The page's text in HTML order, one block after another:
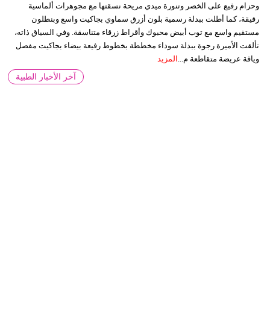
وحزام رفيع على الخصر وتنورة ميدي مريحة نسقتها مع مجوهرات ألماسية
رقيقة، كما أطلت ببدلة رسمية بلون أزرق سماوي بجاكيت واسع وبنطلون
مستقيم واسع مع توب أبيض محبوك وأقراط زرقاء متناسقة. وفي السياق ذاته،
تألقت الأميرة رجوة ببدلة سوداء مخططة بخطوط رفيعة بيضاء بجاكيت مفصل
وياقة عريضة متقاطعة م... المزيد
آخر الأخبار الطبية